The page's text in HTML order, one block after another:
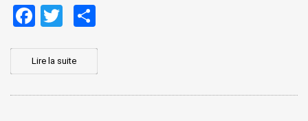
FacebookTwitter
Lire la suite